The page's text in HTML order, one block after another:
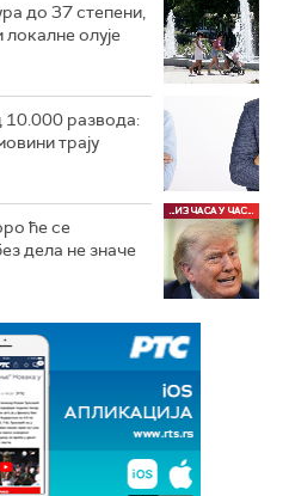
до 37 степени,
олује
развода:
трају
ће се
дела не значе